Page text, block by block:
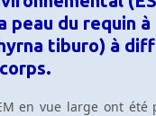
peau du requin
tiburo) à
en vue large ont